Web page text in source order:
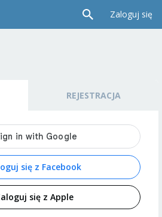
Zaloguj się
REJESTRACJA
się z Facebook
się z Apple